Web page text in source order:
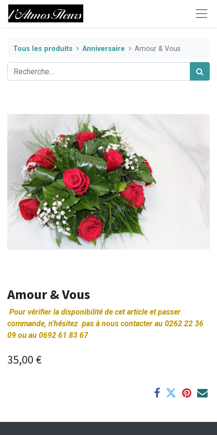
Tous les produits Anniversaire Amour & Vous
Amour & Vous
Pour vérifier la disponibilité de cet article et passer
commande, n'hésitez pas à nous contacter au 0262 22 36
09 ou au 0692 61 83 67
35,00 €